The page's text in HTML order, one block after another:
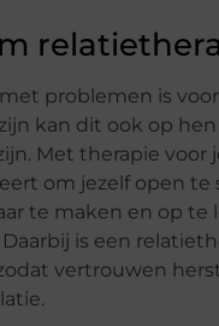
problemen is
kan dit ook op
Met therapie
om jezelf open
te maken en op te
Daarbij is een
vertrouwen